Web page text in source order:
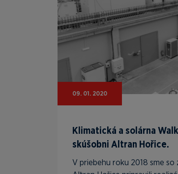
09. 01. 2020
Klimatická a solárna
skúšobni Altran Hořice.
V priebehu roku 2018 sme